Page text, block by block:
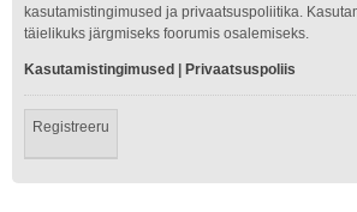
kasutamistingimused ja privaatsuspoliitika.
täielikuks järgmiseks foorumis osalemiseks.
Kasutamistingimused Privaatsuspoliis
Registreeru